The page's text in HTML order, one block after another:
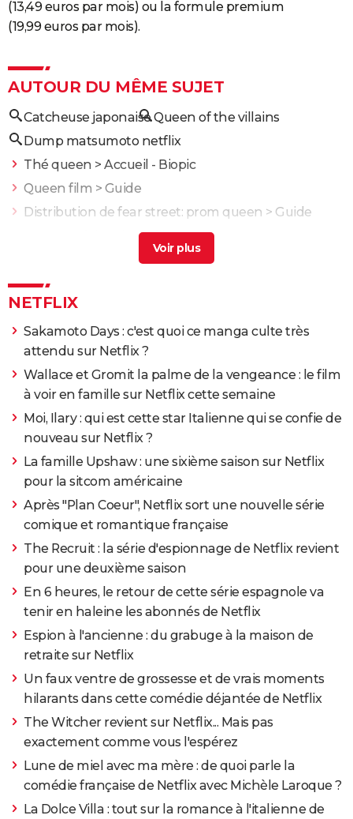
(13,49 euros par mois) ou la formule premium
(19,99 euros par mois).
AUTOUR DU MÊME SUJET
Catcheuse japonaiseQueen of the villains
Dump matsumoto netflix
Thé queen > Accueil - Biopic
Queen film > Guide
Distribution de fear street: prom queen > Guide
Masters of the air netflix> Guide
> Guide
NETFLIX
Sakamoto Days : c'est quoi ce manga culte très
attendu sur Netflix ?
Wallace et Gromit la palme de la vengeance : le film
à voir en famille sur Netflix cette semaine
Moi, Ilary : qui est cette star Italienne qui se confie de
nouveau sur Netflix ?
La famille Upshaw : une sixième saison sur Netflix
pour la sitcom américaine
Après "Plan Coeur", Netflix sort une nouvelle série
comique et romantique française
The Recruit : la série d'espionnage de Netflix revient
pour une deuxième saison
En 6 heures, le retour de cette série espagnole va
tenir en haleine les abonnés de Netflix
Espion à l'ancienne : du grabuge à la maison de
retraite sur Netflix
Un faux ventre de grossesse et de vrais moments
hilarants dans cette comédie déjantée de Netflix
The Witcher revient sur Netflix... Mais pas
exactement comme vous l'espérez
Lune de miel avec ma mère : de quoi parle la
comédie française de Netflix avec Michèle Laroque ?
La Dolce Villa : tout sur la romance à l'italienne de